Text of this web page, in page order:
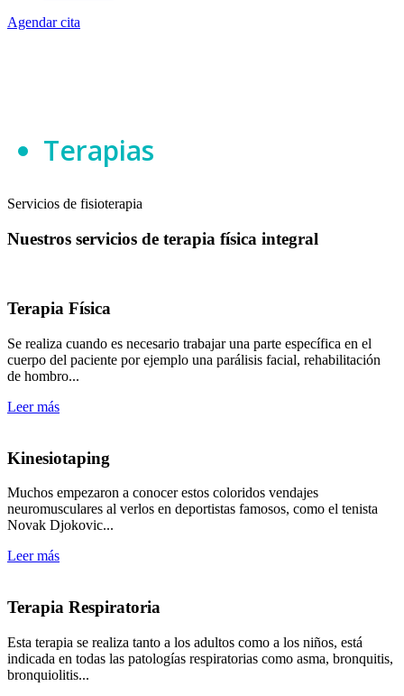
Agendar cita
Terapias
Servicios de fisioterapia
Nuestros servicios de terapia física integral
Terapia Física
Se realiza cuando es necesario trabajar una parte específica en el
cuerpo del paciente por ejemplo una parálisis facial, rehabilitación
de hombro...
Leer más
Kinesiotaping
Muchos empezaron a conocer estos coloridos vendajes
neuromusculares al verlos en deportistas famosos, como el tenista
Novak Djokovic...
Leer más
Terapia Respiratoria
Esta terapia se realiza tanto a los adultos como a los niños, está
indicada en todas las patologías respiratorias como asma, bronquitis,
bronquiolitis...